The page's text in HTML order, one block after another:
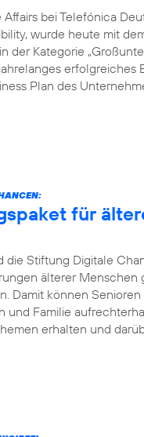
bei Telefónica
wurde heute mit
der Kategorie
erfolgreiches
Plan des
für
die Stiftung Digitale
älterer Menschen
Damit können
und Familie
erhalten und